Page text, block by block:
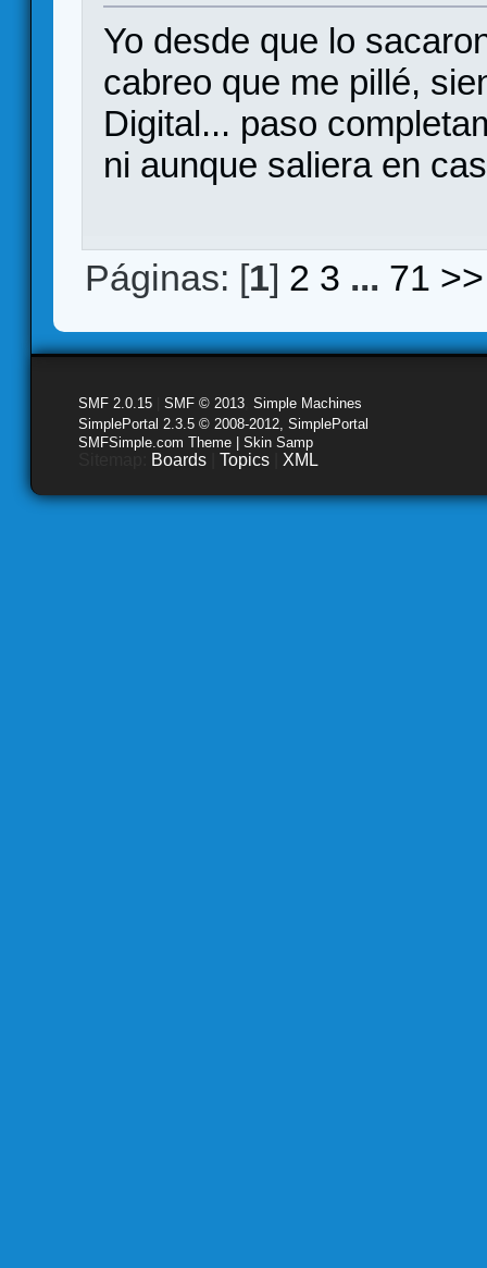
Yo desde que lo
cabreo que me pillé,
Digital... paso
ni aunque saliera en
Páginas: [1] 2 3 ... 71 >>
SMF 2.0.15 SMF © 2013 Simple Machines
SimplePortal 2.3.5 © 2008-2012, SimplePortal
SMFSimple.com Theme | Skin Samp
Boards Topics XML